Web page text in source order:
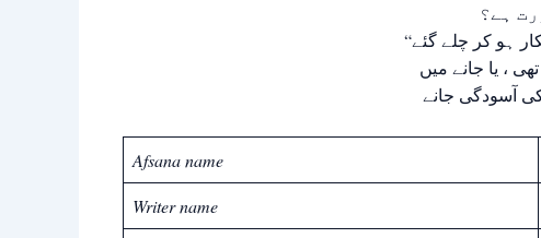
ہے؟
ہو کر چلے گئے
، یا جانے میں
Afsana name
Writer name